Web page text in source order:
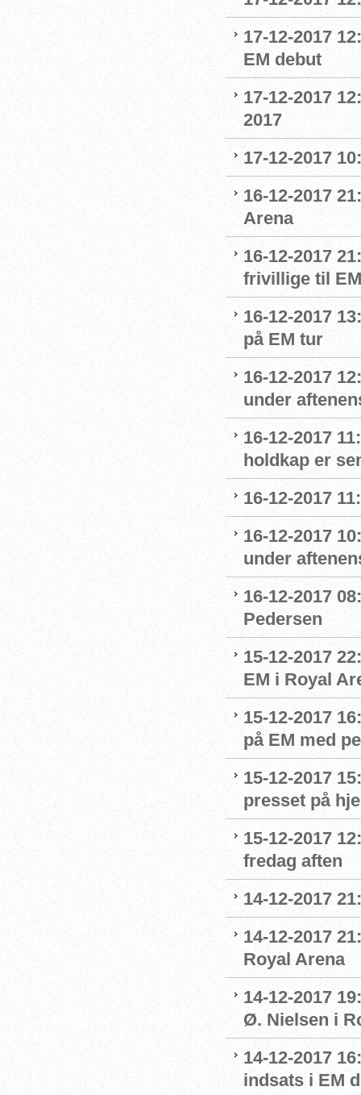
17-12-2017
EM debut
17-12-2017
2017
17-12-2017
16-12-2017
Arena
16-12-2017
frivillige til
16-12-2017
på EM tur
16-12-2017
under
16-12-2017
holdkap er
16-12-2017
16-12-2017
under
16-12-2017
Pedersen
15-12-2017
EM i Royal
15-12-2017
på EM med
15-12-2017
presset på
15-12-2017
fredag aften
14-12-2017
14-12-2017
Royal Arena
14-12-2017
Ø. Nielsen i
14-12-2017
indsats i EM